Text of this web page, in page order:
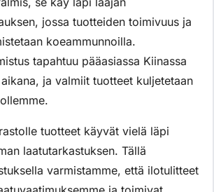
jossa tuotteiden toimivuus ja
koeammunnoilla.
tapahtuu pääasiassa Kiinassa
ja valmiit tuotteet kuljetetaan
tuotteet käyvät vielä läpi
laatutarkastuksen. Tällä
varmistamme, että ilotulitteet